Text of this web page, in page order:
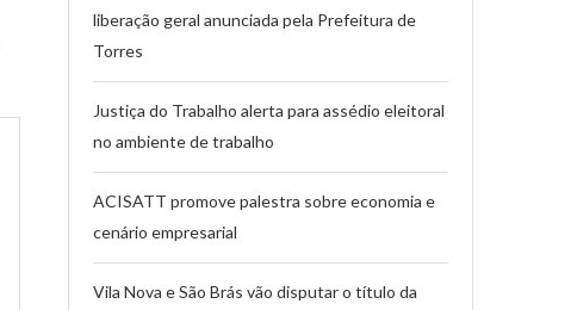
liberação geral anunciada pela Prefeitura de
Torres
Justiça do Trabalho alerta para assédio eleitoral
no ambiente de trabalho
ACISATT promove palestra sobre economia e
cenário empresarial
Vila Nova e São Brás vão disputar o título da